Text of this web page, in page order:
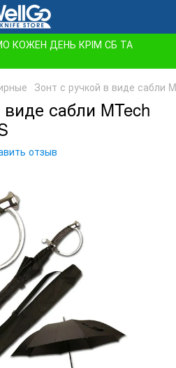
КОЖЕН ДЕНЬ КРІМ СБ ТА
Зонт с ручкой в виде сабли
сабли MTech
отзыв